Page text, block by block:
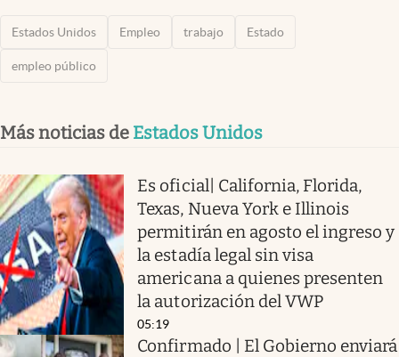
Estados Unidos Empleo trabajo Estado
empleo público
Más noticias de Estados Unidos
Es oficial| California, Florida,
Texas, Nueva York e Illinois
permitirán en agosto el ingreso y
la estadía legal sin visa
americana a quienes presenten
la autorización del VWP
05:19
Confirmado | El Gobierno enviará